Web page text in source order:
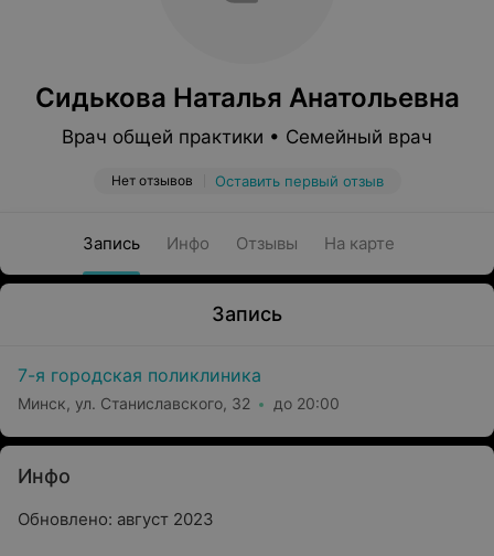
Сидькова Наталья Анатольевна
Врач общей практики • Семейный врач
Нет отзывов Оставить первый отзыв
Запись Инфо Отзывы На карте
Запись
7-я городская поликлиника
Минск, ул. Станиславского, 32 до 20:00
Инфо
Обновлено: август 2023